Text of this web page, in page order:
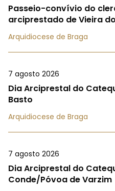
Passeio-convívio do
arciprestado de Vieira
Arquidiocese de Braga
7 agosto 2026
Dia Arciprestal do
Basto
Arquidiocese de Braga
7 agosto 2026
Dia Arciprestal do
Conde/Póvoa de Varzim